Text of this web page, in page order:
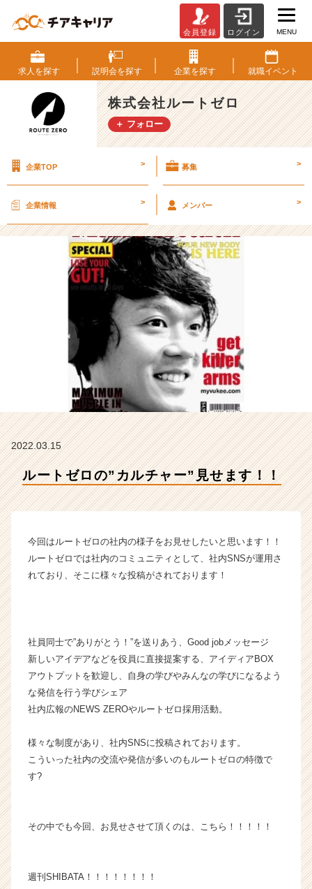
ー
ト
ゼ
ロ
の”カ
ル
せ
【株
式
会
社
ル
ー
ト
ゼ
ロ
イ
ム
ベ
ー・
長
企
ス
カ
ト
が
届
就
活
ア
リ
会員登録 ログイン MENU
求人を探す 説明会を探す 企業を探す 就職イベント
株式会社ルートゼロ
＋ フォロー
企業TOP > 募集 >
企業情報 > メンバー >
2022.03.15
ルートゼロの”カルチャー”見せます！！
今回はルートゼロの社内の様子をお見せしたいと思います！！
ルートゼロでは社内のコミュニティとして、社内SNSが運用さ
れており、そこに様々な投稿がされております！
社員同士で”ありがとう！”を送りあう、Good jobメッセージ
新しいアイデアなどを役員に直接提案する、アイディアBOX
アウトプットを歓迎し、自身の学びやみんなの学びになるよう
な発信を行う学びシェア
社内広報のNEWS ZEROやルートゼロ採用活動。
様々な制度があり、社内SNSに投稿されております。
こういった社内の交流や発信が多いのもルートゼロの特徴で
す?
その中でも今回、お見せさせて頂くのは、こちら！！！！！
週刊SHIBATA！！！！！！！！